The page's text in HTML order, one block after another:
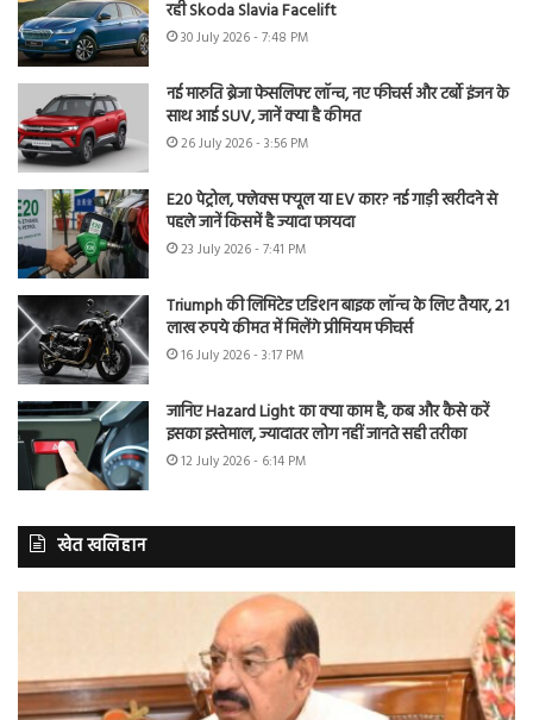
रही Skoda Slavia Facelift
30 July 2026 - 7:48 PM
नई मारुति ब्रेजा फेसलिफ्ट लॉन्च, नए फीचर्स और टर्बो इंजन के
साथ आई SUV, जानें क्या है कीमत
26 July 2026 - 3:56 PM
E20 पेट्रोल, फ्लेक्स फ्यूल या EV कार? नई गाड़ी खरीदने से
पहले जानें किसमें है ज्यादा फायदा
23 July 2026 - 7:41 PM
Triumph की लिमिटेड एडिशन बाइक लॉन्च के लिए तैयार, 21
लाख रुपये कीमत में मिलेंगे प्रीमियम फीचर्स
16 July 2026 - 3:17 PM
जानिए Hazard Light का क्या काम है, कब और कैसे करें
इसका इस्तेमाल, ज्यादातर लोग नहीं जानते सही तरीका
12 July 2026 - 6:14 PM
खेत खलिहान